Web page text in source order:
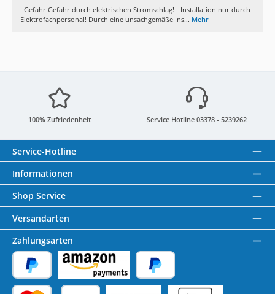
Gefahr Gefahr durch elektrischen Stromschlag! - Installation nur durch
Elektrofachpersonal! Durch eine unsachgemäße Ins... Mehr
100% Zufriedenheit Service Hotline 03378 - 5239262
Service-Hotline
Informationen
Shop Service
Versandarten
Zahlungsarten
PayPal Amazon Pay Später Bezahlen